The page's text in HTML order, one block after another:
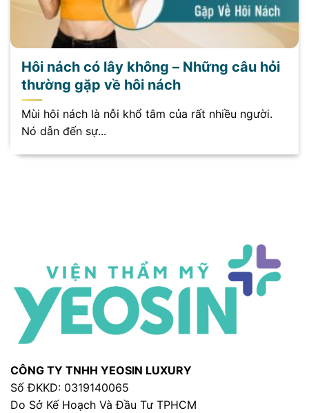
Hôi nách có lây không – Những câu hỏi
thường gặp về hôi nách
Mùi hôi nách là nỗi khổ tâm của rất nhiều người.
Nó dẫn đến sự...
CÔNG TY TNHH YEOSIN LUXURY
Số ĐKKD: 0319140065
Do Sở Kế Hoạch Và Đầu Tư TPHCM